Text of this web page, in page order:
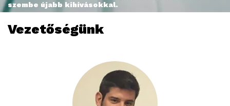
szembe újabb kihívásokkal.
Vezetőségünk